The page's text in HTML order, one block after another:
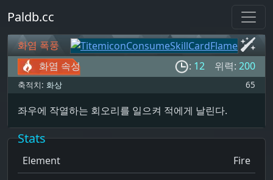
Paldb.cc
화염 폭풍
화염 속성
: 12 위력: 200
축적치: 화상 65
좌우에 작열하는 회오리를 일으켜 적에게 날린다.
Stats
Element
Fire